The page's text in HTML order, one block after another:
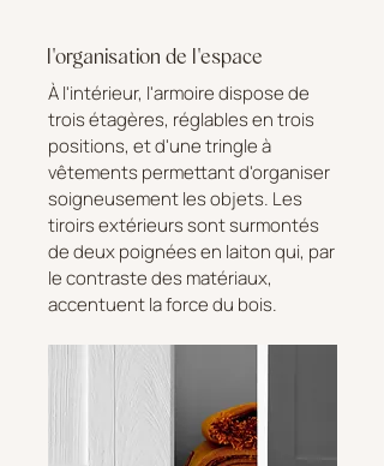
l'organisation de l'espace
À l'intérieur, l'armoire dispose de
trois étagères, réglables en trois
positions, et d'une tringle à
vêtements permettant d'organiser
soigneusement les objets. Les
tiroirs extérieurs sont surmontés
de deux poignées en laiton qui, par
le contraste des matériaux,
accentuent la force du bois.